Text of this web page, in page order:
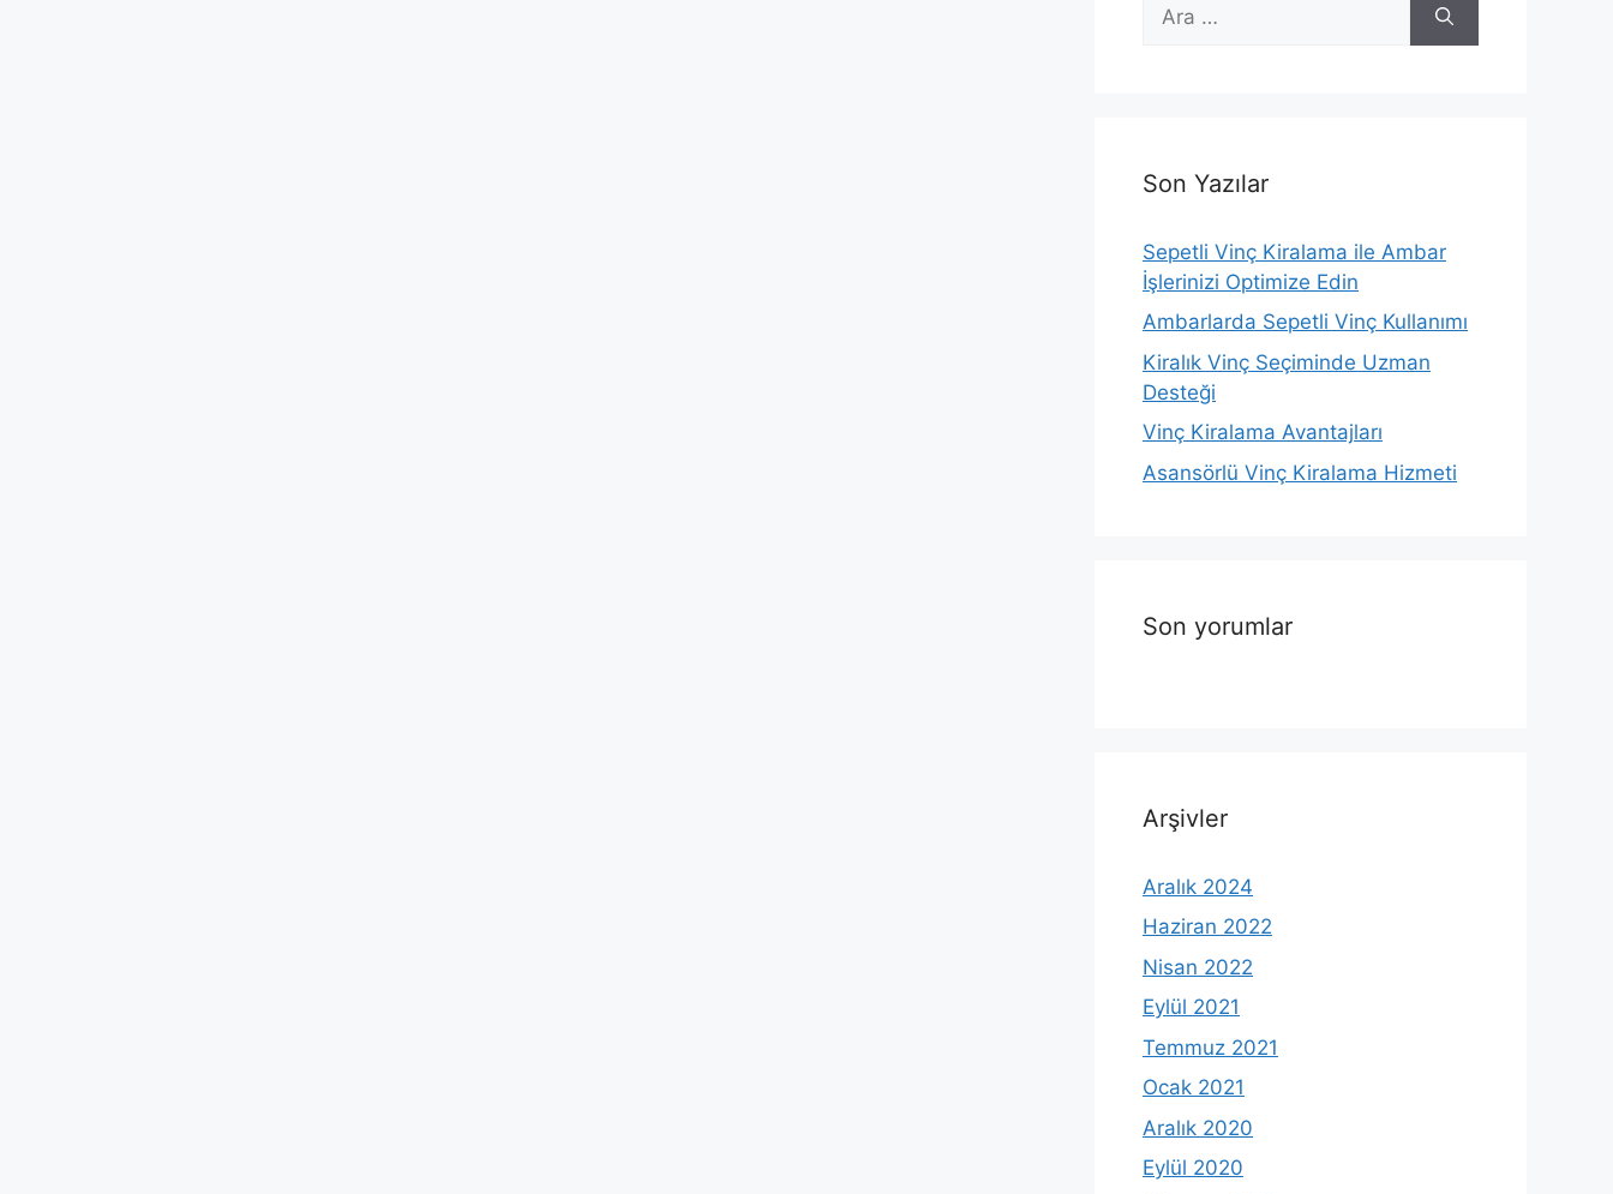
ara
Son Yazılar
Sepetli Vinç Kiralama ile Ambar
İşlerinizi Optimize Edin
Ambarlarda Sepetli Vinç Kullanımı
Kiralık Vinç Seçiminde Uzman
Desteği
Vinç Kiralama Avantajları
Asansörlü Vinç Kiralama Hizmeti
Son yorumlar
Arşivler
Aralık 2024
Haziran 2022
Nisan 2022
Eylül 2021
Temmuz 2021
Ocak 2021
Aralık 2020
Eylül 2020